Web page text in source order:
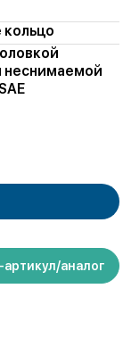
неснимаемой
аналог